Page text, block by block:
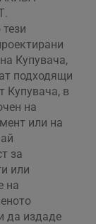
Купувача,
подходящи
Купувача, в
на
или на
за
или
на
да издаде